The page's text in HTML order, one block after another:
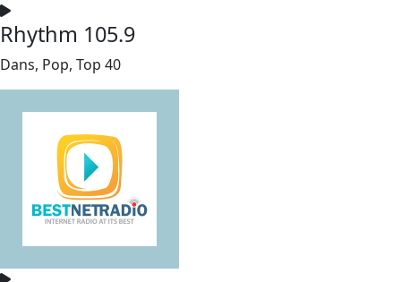
Rhythm 105.9
Dans, Pop, Top 40